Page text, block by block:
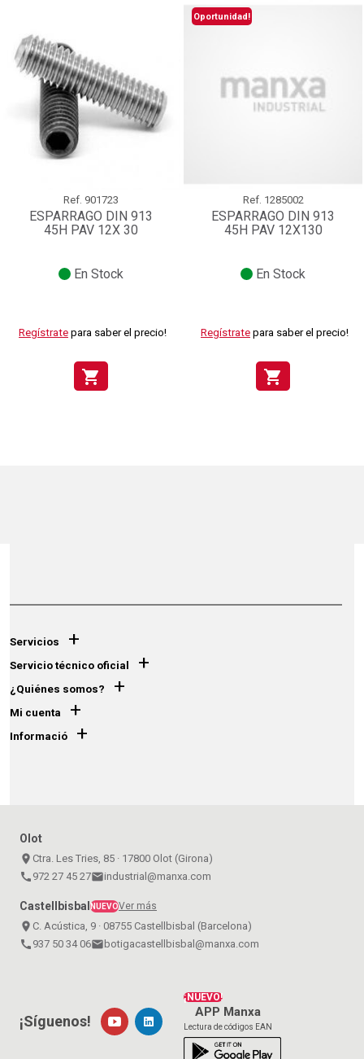
Ref. 901723
ESPARRAGO DIN 913
45H PAV 12X 30
En Stock
Regístrate para saber el precio!
shopping_cart
Oportunidad!
Ref. 1285002
ESPARRAGO DIN 913
45H PAV 12X130
En Stock
Regístrate para saber el precio!
shopping_cart
Servicios +
Servicio técnico oficial +
¿Quiénes somos? +
Mi cuenta +
Informació +
Olot
place Ctra. Les Tries, 85 · 17800 Olot (Girona)
call 972 27 45 27emailindustrial@manxa.com
CastellbisbalNUEVOVer más
place C. Acústica, 9 · 08755 Castellbisbal (Barcelona)
call 937 50 34 06emailbotigacastellbisbal@manxa.com
¡NUEVO!
APP Manxa
Lectura de códigos EAN
¡Síguenos!